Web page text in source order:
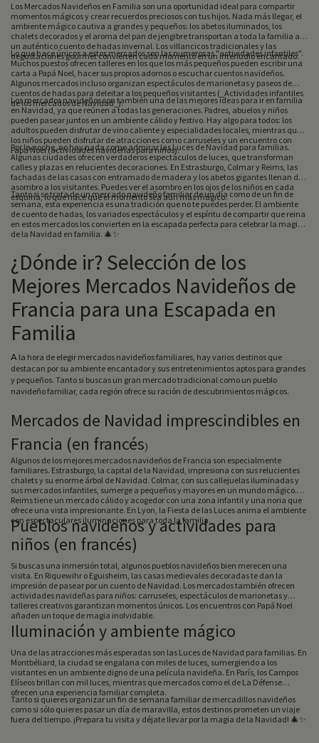
Los Mercados Navideños en Familia son una oportunidad ideal para compartir
momentos mágicos y crear recuerdos preciosos con tus hijos. Nada más llegar, el
ambiente mágico cautiva a grandes y pequeños: los abetos iluminados, los
chalets decorados y el aroma del pan de jengibre transportan a toda la familia a
un auténtico cuento de hadas invernal. Los villancicos tradicionales y las
degustaciones gourmet convierten cada momento en un interludio encantado.
Lo que hace únicos a estos mercados son las numerosas "actividades infantiles".
Muchos puestos ofrecen talleres en los que los más pequeños pueden escribir una
carta a Papá Noel, hacer sus propios adornos o escuchar cuentos navideños.
Algunos mercados incluso organizan espectáculos de marionetas y paseos de
cuentos de hadas para deleitar a los pequeños visitantes (_Actividades infantiles
de los mercados de Navidad_).
Los mercados navideños son también una de las mejores ideas para ir en familia
en Navidad, ya que reúnen a todas las generaciones. Padres, abuelos y niños
pueden pasear juntos en un ambiente cálido y festivo. Hay algo para todos: los
adultos pueden disfrutar de vino caliente y especialidades locales, mientras que
los niños pueden disfrutar de atracciones como carruseles y un encuentro con
Papá Noel (actividades navideñas para niños).
Por la noche, no hay nada como admirar las Luces de Navidad para familias.
Algunas ciudades ofrecen verdaderos espectáculos de luces, que transforman
calles y plazas en relucientes decoraciones. En Estrasburgo, Colmar y Reims, las
fachadas de las casas con entramado de madera y los abetos gigantes llenan de
asombro a los visitantes. Puedes ver el asombro en los ojos de los niños en cada
esquina, lo que hace que el momento sea aún más mágico.
Tanto si se trata de un mercado navideño familiar de un día como de un fin de
semana, esta experiencia es una tradición que no te puedes perder. El ambiente
de cuento de hadas, los variados espectáculos y el espíritu de compartir que reina
en estos mercados los convierten en la escapada perfecta para celebrar la magia
de la Navidad en familia. 🎄✨
¿Dónde ir? Selección de los
Mejores Mercados Navideños de
Francia para una Escapada en
Familia
A la hora de elegir mercados navideños familiares, hay varios destinos que
destacan por su ambiente encantador y sus entretenimientos aptos para grandes
y pequeños. Tanto si buscas un gran mercado tradicional como un pueblo
navideño familiar, cada región ofrece su ración de descubrimientos mágicos.
Mercados de Navidad imprescindibles en
Francia (en francés)
Algunos de los mejores mercados navideños de Francia son especialmente
familiares. Estrasburgo, la capital de la Navidad, impresiona con sus relucientes
chalets y su enorme árbol de Navidad. Colmar, con sus callejuelas iluminadas y
sus mercados infantiles, sumerge a pequeños y mayores en un mundo mágico.
Reims tiene un mercado cálido y acogedor con una zona infantil y una noria que
ofrece una vista impresionante. En Lyon, la Fiesta de las Luces anima el ambiente
con espectaculares iluminaciones para toda la familia.
Pueblos navideños y actividades para
niños (en francés)
Si buscas una inmersión total, algunos pueblos navideños bien merecen una
visita. En Riquewihr o Eguisheim, las casas medievales decoradas te dan la
impresión de pasear por un cuento de Navidad. Los mercados también ofrecen
actividades navideñas para niños: carruseles, espectáculos de marionetas y
talleres creativos garantizan momentos únicos. Los encuentros con Papá Noel
añaden un toque de magia inolvidable.
Iluminación y ambiente mágico
Una de las atracciones más esperadas son las Luces de Navidad para familias. En
Montbéliard, la ciudad se engalana con miles de luces, sumergiendo a los
visitantes en un ambiente digno de una película navideña. En París, los Campos
Elíseos brillan con mil luces, mientras que mercados como el de La Défense
ofrecen una experiencia familiar completa.
Tanto si quieres organizar un fin de semana familiar de mercadillos navideños
como si sólo quieres pasar un día de maravilla, estos destinos prometen un viaje
fuera del tiempo. ¡Prepara tu visita y déjate llevar por la magia de la Navidad! 🎄✨